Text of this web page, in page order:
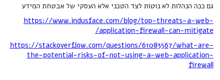
גם ככה הנהלות לא נוטות לצד הטכני אלא העסקי של אבטחת המידע
https://www.indusface.com/blog/top-threats-a-web-
application-firewall-can-mitigate/
https://stackoverflow.com/questions/61083567/what-are-
the-potential-risks-of-not-using-a-web-application-
firewall